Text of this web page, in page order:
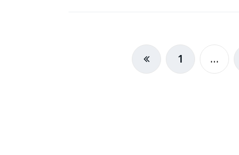
1 …